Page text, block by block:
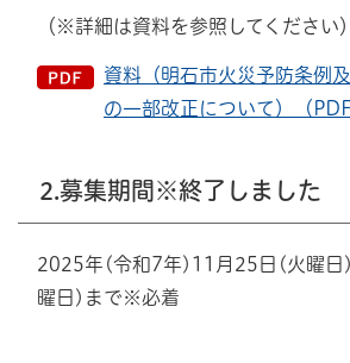
（※詳細は資料を参照してください）
資料（明石市火災予防条例
の一部改正について）（
2.募集期間※終了しました
2025年(令和7年)11月25日(火曜
曜日)まで※必着